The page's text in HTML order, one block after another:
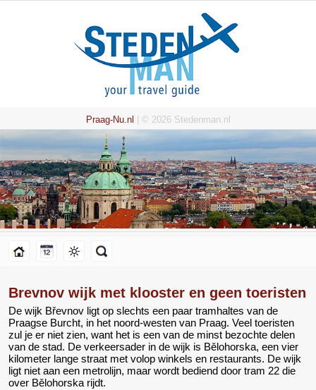
Praag-Nu.nl | © 2026 Stedenman.nl
Brevnov wijk met klooster en geen toeristen
De wijk Břevnov ligt op slechts een paar tramhaltes van de
Praagse Burcht, in het noord-westen van Praag. Veel toeristen
zul je er niet zien, want het is een van de minst bezochte delen
van de stad. De verkeersader in de wijk is Bělohorska, een vier
kilometer lange straat met volop winkels en restaurants. De wijk
ligt niet aan een metrolijn, maar wordt bediend door tram 22 die
over Bělohorska rijdt.